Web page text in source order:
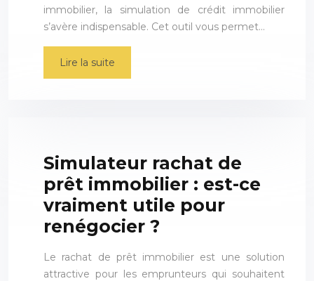
immobilier, la simulation de crédit immobilier
s’avère indispensable. Cet outil vous permet…
Lire la suite
Simulateur rachat de
prêt immobilier : est-ce
vraiment utile pour
renégocier ?
Le rachat de prêt immobilier est une solution
attractive pour les emprunteurs qui souhaitent